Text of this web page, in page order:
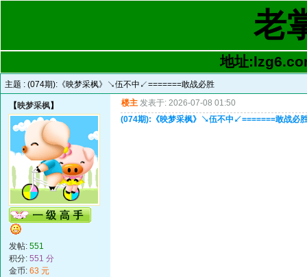
老
地址
主题 : (074期):《映梦采枫》↘伍不中↙=======敢战必胜
【映梦采枫】
发帖: 551
积分: 551 分
金币: 63 元
楼主 发表于: 2026-07-08 01:50
(074期):《映梦采枫》↘伍不中↙=======敢战必